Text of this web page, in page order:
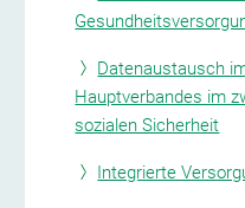
Datenaustausch
Hauptverbandes im
sozialen Sicherheit
Integrierte